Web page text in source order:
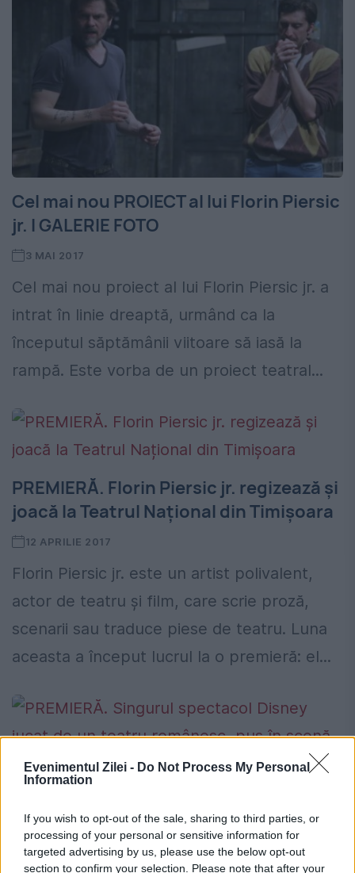
Evenimentul Zilei - Do Not Process My Personal
Information
If you wish to opt-out of the sale, sharing to third parties, or
processing of your personal or sensitive information for
targeted advertising by us, please use the below opt-out
section to confirm your selection. Please note that after your
Cel mai nou PROIECT al lui Florin Piersic
jr. I GALERIE FOTO
3 MAI 2017
Cel mai nou proiect al lui Florin Piersic jr. a
intrat în linie dreaptă, urmând ca la
începutul săptămânii viitoare să iasă la
rampă. Este vorba de un proiect teatral...
PREMIERĂ. Florin Piersic jr. regizează și
joacă la Teatrul Național din Timișoara
12 APRILIE 2017
Florin Piersic jr. este un artist polivalent,
actor de teatru și film, care scrie proză,
scenarii sau traduce piese de teatru. Luna
aceasta a început lucrul la o premieră: el...
jucat de un teatru românesc, pus în
scenă la Timișoara I GALERIE FOTO